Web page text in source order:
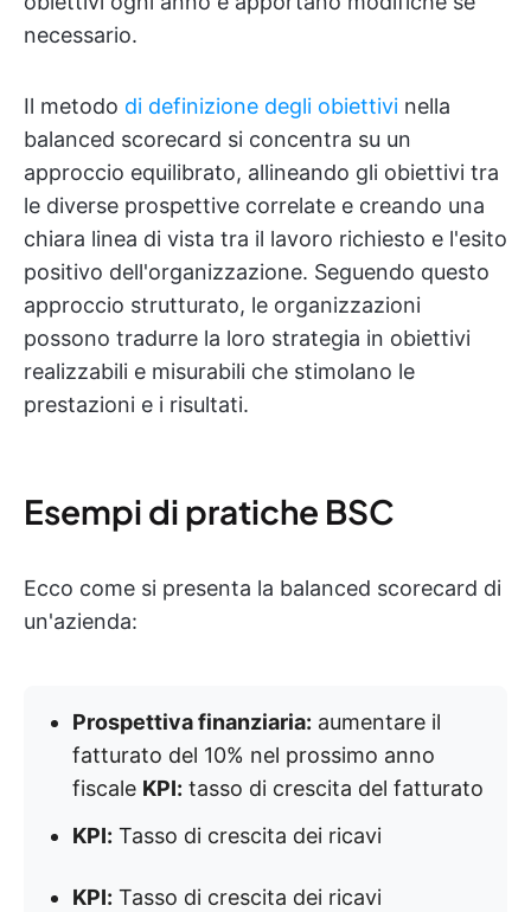
necessario.
Il metodo di definizione degli obiettivi nella
balanced scorecard si concentra su un
approccio equilibrato, allineando gli obiettivi tra
le diverse prospettive correlate e creando una
chiara linea di vista tra il lavoro richiesto e l'esito
positivo dell'organizzazione. Seguendo questo
approccio strutturato, le organizzazioni
possono tradurre la loro strategia in obiettivi
realizzabili e misurabili che stimolano le
prestazioni e i risultati.
Esempi di pratiche BSC
Ecco come si presenta la balanced scorecard di
un'azienda:
Prospettiva finanziaria: aumentare il
fatturato del 10% nel prossimo anno
fiscale KPI: tasso di crescita del fatturato
KPI: Tasso di crescita dei ricavi
KPI: Tasso di crescita dei ricavi